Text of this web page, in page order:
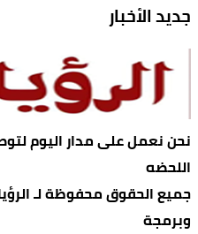
جديد الأخبار
نحن نعمل على مدار اليوم
اللحضه
وبرمجة